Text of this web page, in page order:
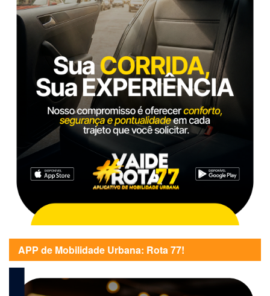
APP de Mobilidade Urbana: Rota 77!